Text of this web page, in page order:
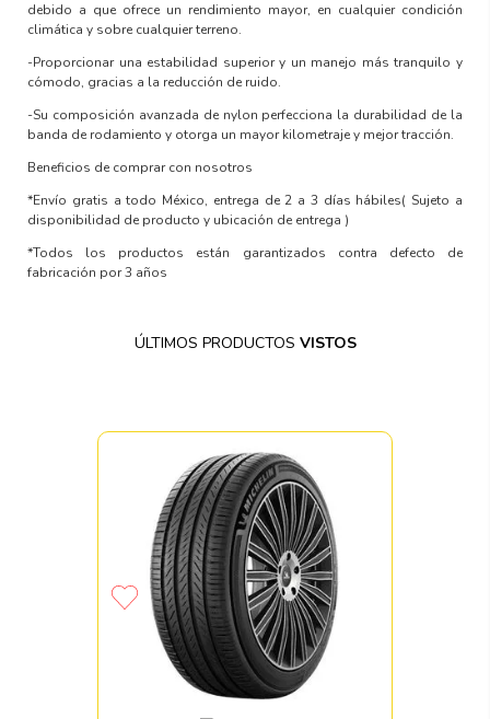
debido a que ofrece un rendimiento mayor, en cualquier condición
climática y sobre cualquier terreno.
-Proporcionar una estabilidad superior y un manejo más tranquilo y
cómodo, gracias a la reducción de ruido.
-Su composición avanzada de nylon perfecciona la durabilidad de la
banda de rodamiento y otorga un mayor kilometraje y mejor tracción.
Beneficios de comprar con nosotros
*Envío gratis a todo México, entrega de 2 a 3 días hábiles( Sujeto a
disponibilidad de producto y ubicación de entrega )
*Todos los productos están garantizados contra defecto de
fabricación por 3 años
ÚLTIMOS PRODUCTOS VISTOS